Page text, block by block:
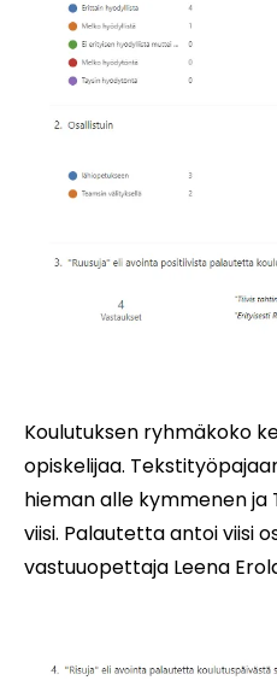
Koulutuksen ryhmäkoko
opiskelijaa.
hieman alle kymmenen ja
viisi. Palautetta antoi viisi
vastuuopettaja Leena